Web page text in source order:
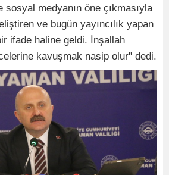
sosyal medyanın öne çıkmasıyla
ve bugün yayıncılık yapan
ifade haline geldi. İnşallah
kavuşmak nasip olur" dedi.